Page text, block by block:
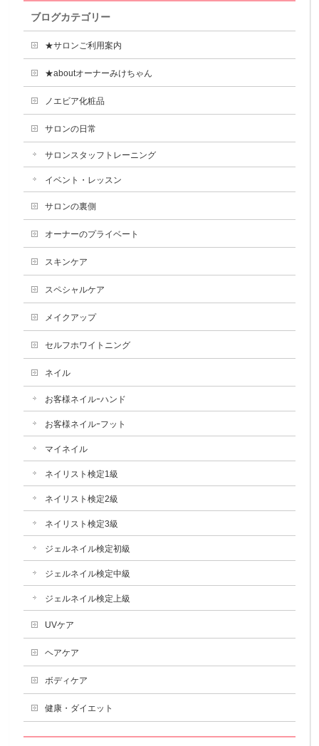
ブログカテゴリー
★サロンご利用案内
★aboutオーナーみけちゃん
ノエビア化粧品
サロンの日常
サロンスタッフトレーニング
イベント・レッスン
サロンの裏側
オーナーのプライベート
スキンケア
スペシャルケア
メイクアップ
セルフホワイトニング
ネイル
お客様ネイルｰハンド
お客様ネイルｰフット
マイネイル
ネイリスト検定1級
ネイリスト検定2級
ネイリスト検定3級
ジェルネイル検定初級
ジェルネイル検定中級
ジェルネイル検定上級
UVケア
ヘアケア
ボディケア
健康・ダイエット